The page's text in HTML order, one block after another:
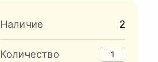
Наличие 2
Количество